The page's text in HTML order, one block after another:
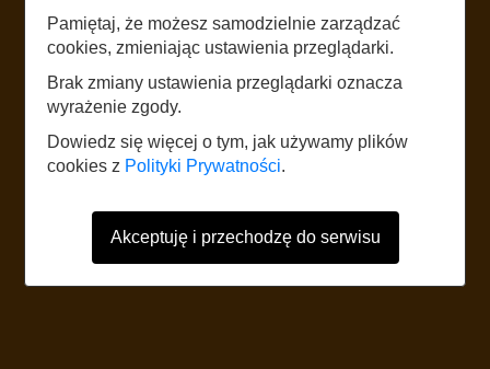
START
The website uses mobile data according to the standard rates of the
network operator. It is recommended to have a tariff with mobile internet.
Foreign users should refer to the current Internet data roaming tariff table.
Pamiętaj, że możesz samodzielnie zarządzać
cookies, zmieniając ustawienia przeglądarki.
Brak zmiany ustawienia przeglądarki oznacza
wyrażenie zgody.
Dowiedz się więcej o tym, jak używamy plików
cookies z Polityki Prywatności.
Akceptuję i przechodzę do serwisu